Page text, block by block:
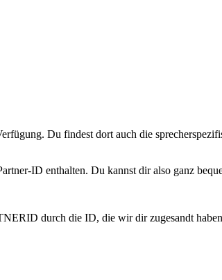
Du findest dort auch die
ID enthalten. Du kannst dir also ganz
durch die ID, die wir dir zugesandt